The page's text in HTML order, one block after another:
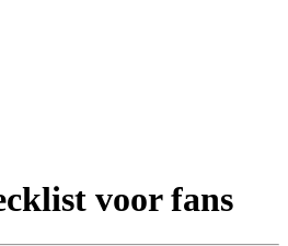
voor fans